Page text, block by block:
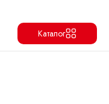
Каталог